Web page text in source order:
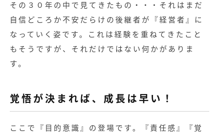
その３０年の中で見てきたもの・・・それはまだ
自信どころか不安だらけの後継者が『経営者』に
なっていく姿です。これは経験を重ねてきたこと
もそうですが、それだけではない何かがありま
す。
覚悟が決まれば、成長は早い！
ここで『目的意識』の登場です。『責任感』『覚